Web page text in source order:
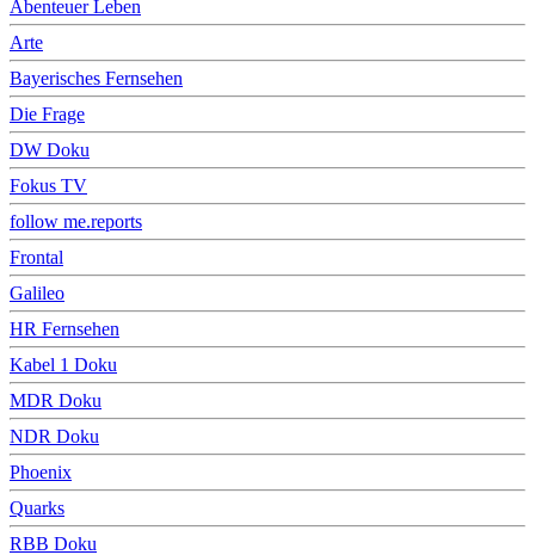
Abenteuer Leben
Arte
Bayerisches Fernsehen
Die Frage
DW Doku
Fokus TV
follow me.reports
Frontal
Galileo
HR Fernsehen
Kabel 1 Doku
MDR Doku
NDR Doku
Phoenix
Quarks
RBB Doku